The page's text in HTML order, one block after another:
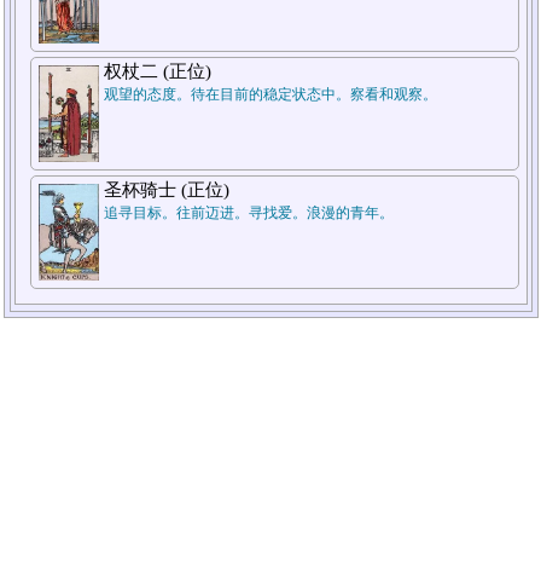
权杖二 (正位)
观望的态度。待在目前的稳定状态中。察看和观察。
圣杯骑士 (正位)
追寻目标。往前迈进。寻找爱。浪漫的青年。